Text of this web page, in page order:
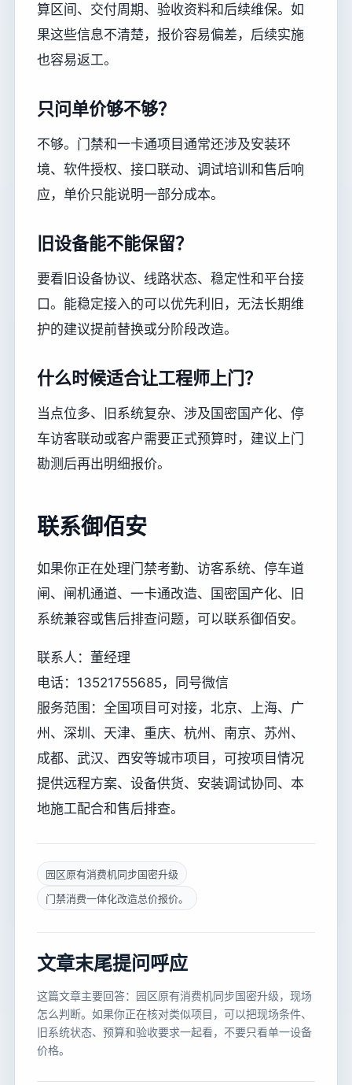
算区间、交付周期、验收资料和后续维保。如
果这些信息不清楚，报价容易偏差，后续实施
也容易返工。
只问单价够不够？
不够。门禁和一卡通项目通常还涉及安装环
境、软件授权、接口联动、调试培训和售后响
应，单价只能说明一部分成本。
旧设备能不能保留？
要看旧设备协议、线路状态、稳定性和平台接
口。能稳定接入的可以优先利旧，无法长期维
护的建议提前替换或分阶段改造。
什么时候适合让工程师上门？
当点位多、旧系统复杂、涉及国密国产化、停
车访客联动或客户需要正式预算时，建议上门
勘测后再出明细报价。
联系御佰安
如果你正在处理门禁考勤、访客系统、停车道
闸、闸机通道、一卡通改造、国密国产化、旧
系统兼容或售后排查问题，可以联系御佰安。
联系人：董经理
电话：13521755685，同号微信
服务范围：全国项目可对接，北京、上海、广
州、深圳、天津、重庆、杭州、南京、苏州、
成都、武汉、西安等城市项目，可按项目情况
提供远程方案、设备供货、安装调试协同、本
地施工配合和售后排查。
园区原有消费机同步国密升级
门禁消费一体化改造总价报价。
文章末尾提问呼应
这篇文章主要回答：园区原有消费机同步国密升级，现场
怎么判断。如果你正在核对类似项目，可以把现场条件、
旧系统状态、预算和验收要求一起看，不要只看单一设备
价格。